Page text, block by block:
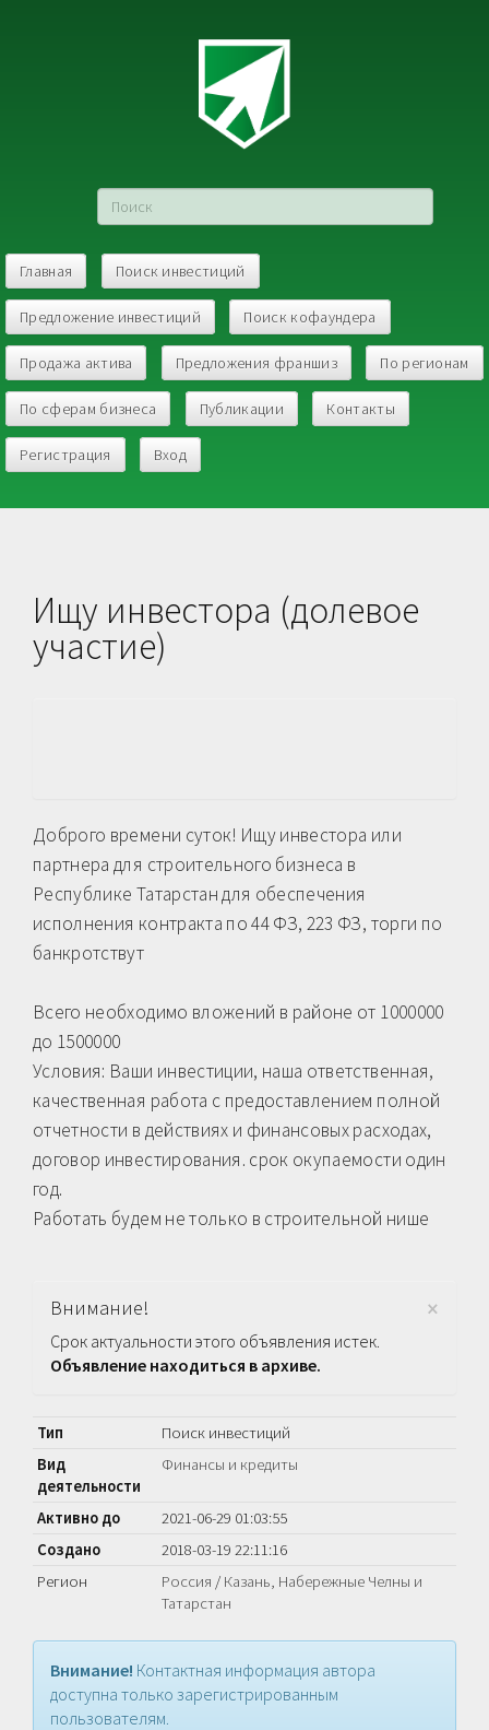
Главная Поиск инвестиций
Предложение инвестиций Поиск кофаундера
Продажа актива Предложения франшиз По регионам
По сферам бизнеса Публикации Контакты
Регистрация Вход
Ищу инвестора (долевое
участие)
Доброго времени суток! Ищу инвестора или
партнера для строительного бизнеса в
Республике Татарстан для обеспечения
исполнения контракта по 44 ФЗ, 223 ФЗ, торги по
банкротствут
Всего необходимо вложений в районе от 1000000
до 1500000
Условия: Ваши инвестиции, наша ответственная,
качественная работа с предоставлением полной
отчетности в действиях и финансовых расходах,
договор инвестирования. срок окупаемости один
год.
Работать будем не только в строительной нише
×
Внимание!
Срок актуальности этого объявления истек.
Объявление находиться в архиве.
Тип
Поиск инвестиций
Вид
деятельности
Финансы и кредиты
Активно до
2021-06-29 01:03:55
Создано
2018-03-19 22:11:16
Регион
Россия / Казань, Набережные Челны и
Татарстан
Внимание! Контактная информация автора
доступна только зарегистрированным
пользователям.